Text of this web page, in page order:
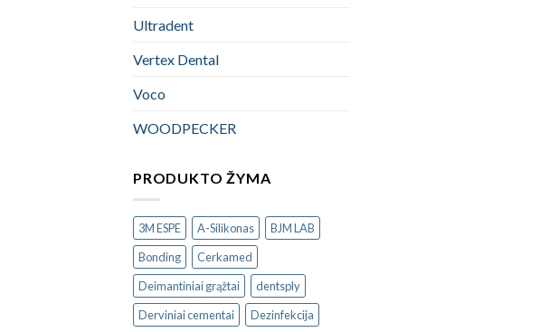
Ultradent
Vertex Dental
Voco
WOODPECKER
PRODUKTO ŽYMA
3M ESPE A-Silikonas
BJM LAB
Bonding
Cerkamed
Deimantiniai grąžtai
dentsply
Derviniai cementai
Dezinfekcija